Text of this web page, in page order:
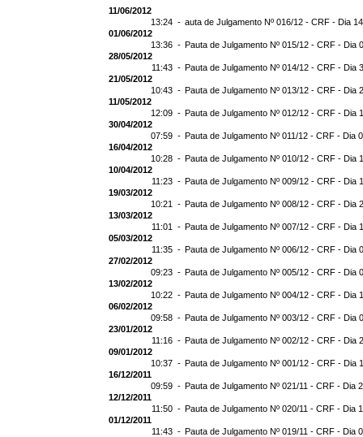
11/06/2012
13:24 - auta de Julgamento Nº 016/12 - CRF - Dia
01/06/2012
13:36 - Pauta de Julgamento Nº 015/12 - CRF - Dia
28/05/2012
11:43 - Pauta de Julgamento Nº 014/12 - CRF - Dia
21/05/2012
10:43 - Pauta de Julgamento Nº 013/12 - CRF - Dia
11/05/2012
12:09 - Pauta de Julgamento Nº 012/12 - CRF - Dia
30/04/2012
07:59 - Pauta de Julgamento Nº 011/12 - CRF - Dia
16/04/2012
10:28 - Pauta de Julgamento Nº 010/12 - CRF - Dia
10/04/2012
11:23 - Pauta de Julgamento Nº 009/12 - CRF - Dia
19/03/2012
10:21 - Pauta de Julgamento Nº 008/12 - CRF - Dia
13/03/2012
11:01 - Pauta de Julgamento Nº 007/12 - CRF - Dia
05/03/2012
11:35 - Pauta de Julgamento Nº 006/12 - CRF - Dia
27/02/2012
09:23 - Pauta de Julgamento Nº 005/12 - CRF - Dia
13/02/2012
10:22 - Pauta de Julgamento Nº 004/12 - CRF - Dia
06/02/2012
09:58 - Pauta de Julgamento Nº 003/12 - CRF - Dia
23/01/2012
11:16 - Pauta de Julgamento Nº 002/12 - CRF - Dia
09/01/2012
10:37 - Pauta de Julgamento Nº 001/12 - CRF - Dia
16/12/2011
09:59 - Pauta de Julgamento Nº 021/11 - CRF - Dia
12/12/2011
11:50 - Pauta de Julgamento Nº 020/11 - CRF - Dia
01/12/2011
11:43 - Pauta de Julgamento Nº 019/11 - CRF - Dia